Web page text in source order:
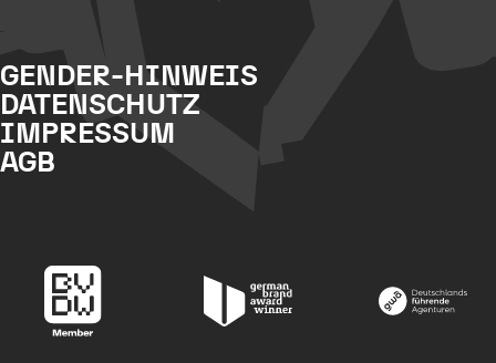
GENDER-HINWEIS
DATENSCHUTZ
IMPRESSUM
AGB